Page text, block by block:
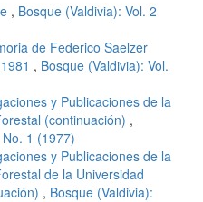
, Bosque (Valdivia): Vol. 2
de Federico Saelzer
, Bosque (Valdivia): Vol.
y Publicaciones de la
(continuación) ,
1 (1977)
y Publicaciones de la
de la Universidad
, Bosque (Valdivia):